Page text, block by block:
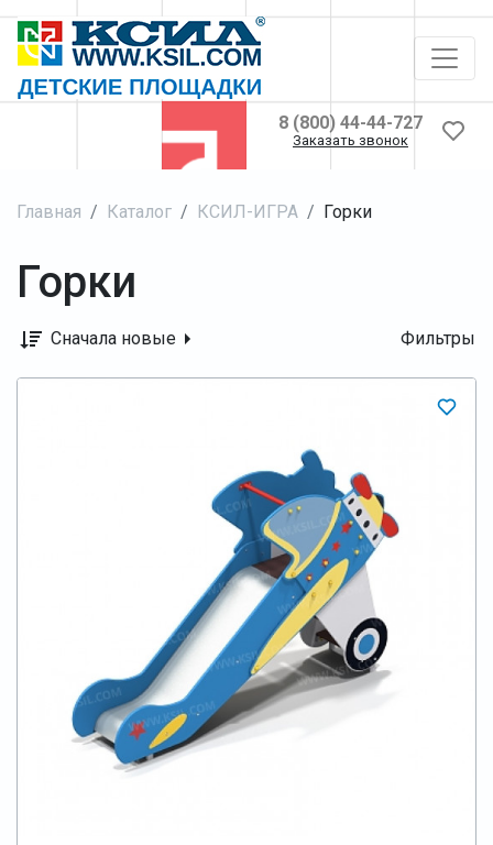
8 (800) 44-44-727
Заказать звонок
Главная Каталог КСИЛ-ИГРА Горки
Горки
Сначала новые Фильтры